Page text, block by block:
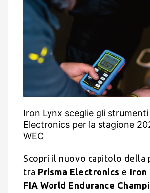
Iron Lynx sceglie gli strumenti
Electronics per la stagione
WEC
Scopri il nuovo capitolo della
tra Prisma Electronics e Iron
FIA World Endurance